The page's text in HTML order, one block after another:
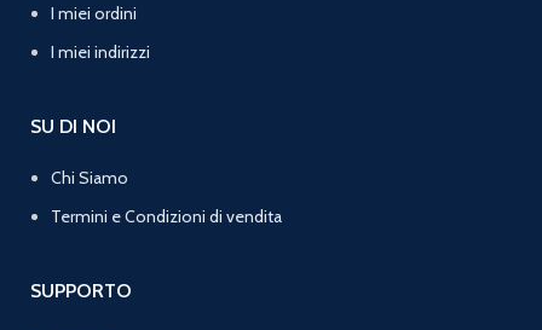
I miei ordini
I miei indirizzi
SU DI NOI
Chi Siamo
Termini e Condizioni di vendita
SUPPORTO